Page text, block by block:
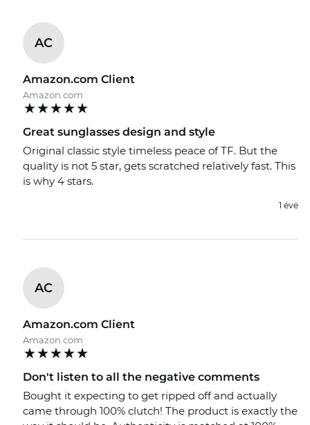
egyszerűen a mindennapos takarékosság.
AC
Amazon.com Client
Amazon.com
Great sunglasses design and style
Original classic style timeless peace of TF. But the
quality is not 5 star, gets scratched relatively fast. This
is why 4 stars.
1 éve
AC
Amazon.com Client
Amazon.com
Don't listen to all the negative comments
Bought it expecting to get ripped off and actually
came through 100% clutch! The product is exactly the